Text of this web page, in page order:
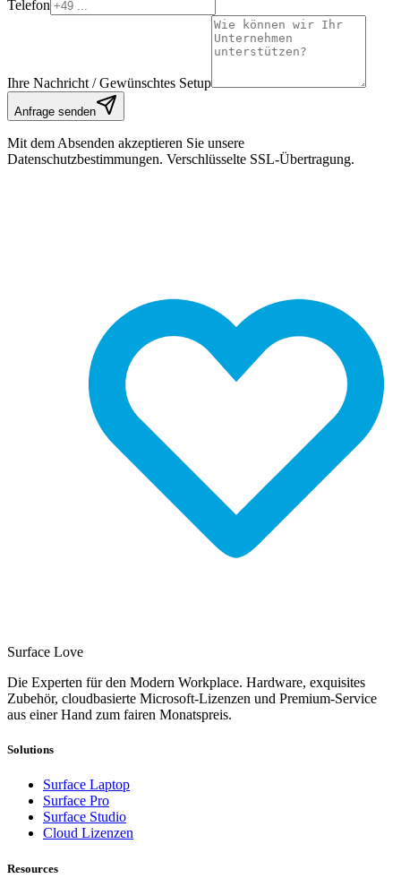
Telefon
Ihre Nachricht / Gewünschtes Setup
Anfrage senden
Mit dem Absenden akzeptieren Sie unsere
Datenschutzbestimmungen. Verschlüsselte SSL-Übertragung.
Surface Love
Die Experten für den Modern Workplace. Hardware, exquisites
Zubehör, cloudbasierte Microsoft-Lizenzen und Premium-Service
aus einer Hand zum fairen Monatspreis.
Solutions
Surface Laptop
Surface Pro
Surface Studio
Cloud Lizenzen
Resources